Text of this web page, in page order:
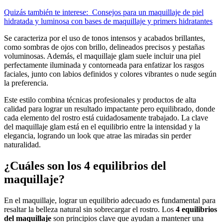
Quizás también te interese: Consejos para un maquillaje de piel
hidratada y luminosa con bases de maquillaje y primers hidratantes
Se caracteriza por el uso de tonos intensos y acabados brillantes,
como sombras de ojos con brillo, delineados precisos y pestañas
voluminosas. Además, el maquillaje glam suele incluir una piel
perfectamente iluminada y contorneada para enfatizar los rasgos
faciales, junto con labios definidos y colores vibrantes o nude según
la preferencia.
Este estilo combina técnicas profesionales y productos de alta
calidad para lograr un resultado impactante pero equilibrado, donde
cada elemento del rostro está cuidadosamente trabajado. La clave
del maquillaje glam está en el equilibrio entre la intensidad y la
elegancia, logrando un look que atrae las miradas sin perder
naturalidad.
¿Cuáles son los 4 equilibrios del
maquillaje?
En el maquillaje, lograr un equilibrio adecuado es fundamental para
resaltar la belleza natural sin sobrecargar el rostro. Los 4 equilibrios
del maquillaje son principios clave que ayudan a mantener una